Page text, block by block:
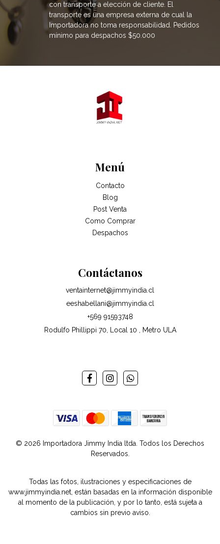
con transporte a elección de cliente. El
transporte es una empresa externa de cual la
Importadora no toma responsabilidad. Pedidos
mínimo para despachos $50.000
Menú
Contacto
Blog
Post Venta
Como Comprar
Despachos
Contáctanos
ventainternet@jimmyindia.cl
eeshabellani@jimmyindia.cl
+569 91593748
Rodulfo Phillippi 70, Local 10 , Metro ULA
© 2026 Importadora Jimmy India ltda. Todos los Derechos
Reservados.
Todas las fotos, ilustraciones y especificaciones de
www.jimmyindia.net, están basadas en la información disponible
al momento de la publicación, y por lo tanto, está sujeta a
cambios sin previo aviso.